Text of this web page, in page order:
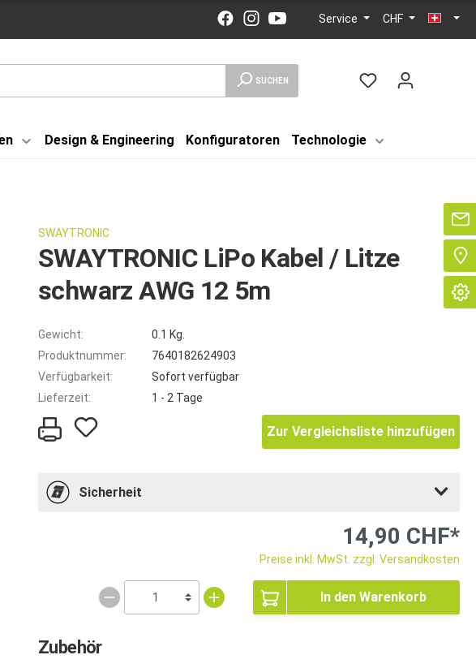
Service CHF
SUCHEN
Design & Engineering Konfiguratoren Technologie
SWAYTRONIC
SWAYTRONIC LiPo Kabel / Litze
schwarz AWG 12 5m
Gewicht:
0.1 Kg.
Produktnummer:
7640182624903
Verfügbarkeit:
Sofort verfügbar
Lieferzeit:
1 - 2 Tage
Zur Vergleichsliste hinzufügen
Sicherheit
14,90 CHF*
Preise inkl. MwSt. zzgl. Versandkosten
In den Warenkorb
Zubehör